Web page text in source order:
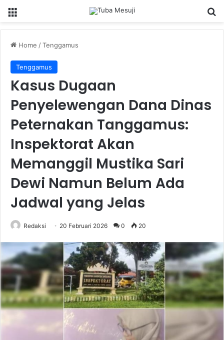
Home /Tenggamus
Tenggamus
Kasus Dugaan
Penyelewengan Dana Dinas
Peternakan Tanggamus:
Inspektorat Akan
Memanggil Mustika Sari
Dewi Namun Belum Ada
Jadwal yang Jelas
Redaksi 20 Februari 2026 0 20